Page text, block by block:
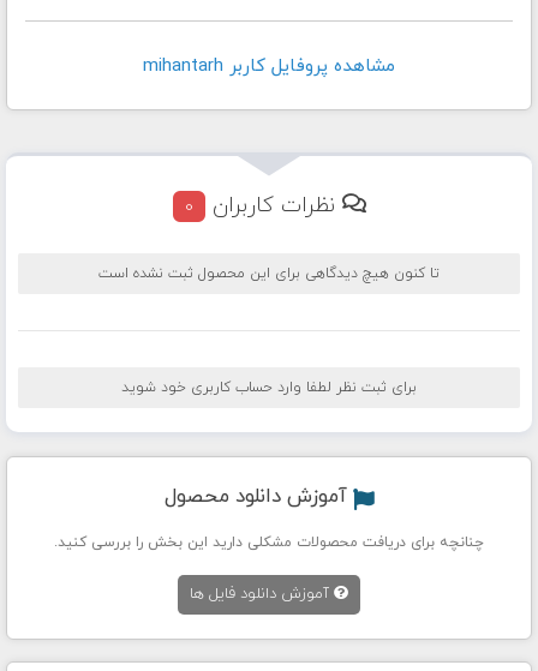
مشاهده پروفايل کاربر mihantarh
نظرات کاربران 0
تا کنون هیچ دیدگاهی برای این محصول ثبت نشده است
برای ثبت نظر لطفا وارد حساب کاربری خود شوید
آموزش دانلود محصول
چنانچه برای دریافت محصولات مشکلی دارید این بخش را بررسی کنید.
آموزش دانلود فایل ها